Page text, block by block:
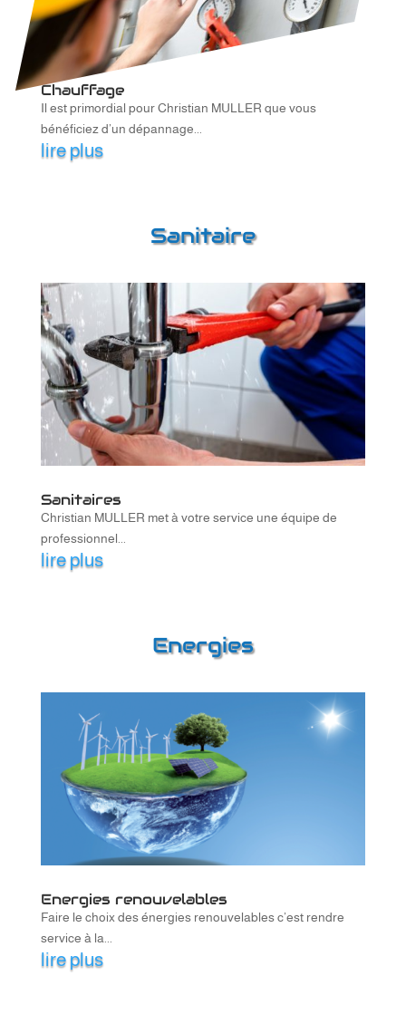
Chauffage
Il est primordial pour Christian MULLER que vous
bénéficiez d’un dépannage...
lire plus
Sanitaire
Sanitaires
Christian MULLER met à votre service une équipe de
professionnel...
lire plus
Energies
Energies renouvelables
Faire le choix des énergies renouvelables c’est rendre
service à la...
lire plus